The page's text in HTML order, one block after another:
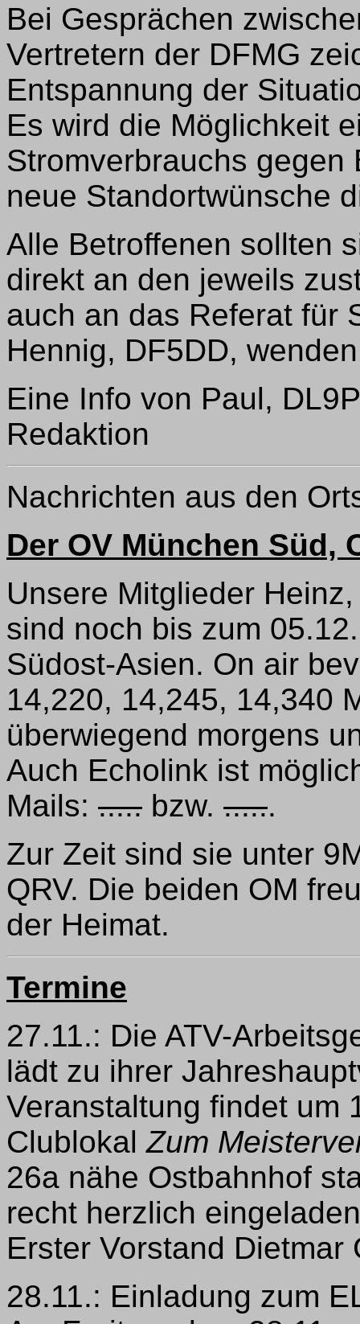
Bei Gesprächen
Vertretern der DFMG
Entspannung der
Es wird die Möglichkeit
Stromverbrauchs
neue Standortwünsche
Alle Betroffenen sollten
direkt an den jeweils
auch an das Referat für
Hennig, DF5DD,
Eine Info von Paul,
Redaktion
Nachrichten aus den
Der OV München Süd,
Unsere Mitglieder
sind noch bis zum
Südost-Asien. On air
14,220, 14,245, 14,340
überwiegend morgens
Auch Echolink ist
Mails: ..... bzw. ......
Zur Zeit sind sie unter
QRV. Die beiden OM
der Heimat.
Termine
27.11.: Die ATV-
lädt zu ihrer
Veranstaltung findet um
ClublokalZum
26a nähe Ostbahnhof
recht herzlich
Erster Vorstand Dietmar
28.11.: Einladung zum